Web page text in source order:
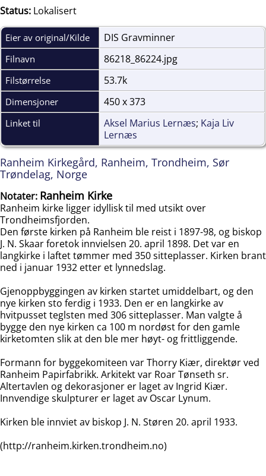
Status: Lokalisert
Eier av original/Kilde DIS Gravminner
Filnavn 86218_86224.jpg
Filstørrelse 53.7k
Dimensjoner 450 x 373
Linket til Aksel Marius Lernæs; Kaja Liv
Lernæs
Ranheim Kirkegård, Ranheim, Trondheim, Sør
Trøndelag, Norge
Notater: Ranheim Kirke
Ranheim kirke ligger idyllisk til med utsikt over
Trondheimsfjorden.
Den første kirken på Ranheim ble reist i 1897-98, og biskop
J. N. Skaar foretok innvielsen 20. april 1898. Det var en
langkirke i laftet tømmer med 350 sitteplasser. Kirken brant
ned i januar 1932 etter et lynnedslag.
Gjenoppbyggingen av kirken startet umiddelbart, og den
nye kirken sto ferdig i 1933. Den er en langkirke av
hvitpusset teglsten med 306 sitteplasser. Man valgte å
bygge den nye kirken ca 100 m nordøst for den gamle
kirketomten slik at den ble mer høyt- og frittliggende.
Formann for byggekomiteen var Thorry Kiær, direktør ved
Ranheim Papirfabrikk. Arkitekt var Roar Tønseth sr.
Altertavlen og dekorasjoner er laget av Ingrid Kiær.
Innvendige skulpturer er laget av Oscar Lynum.
Kirken ble innviet av biskop J. N. Støren 20. april 1933.
(http://ranheim.kirken.trondheim.no)